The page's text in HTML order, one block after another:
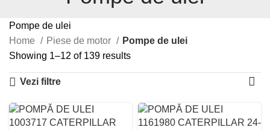
Pompe de ulei
Home
Piese de motor
Pompe de ulei
Showing 1–12 of 139 results
Vezi filtre